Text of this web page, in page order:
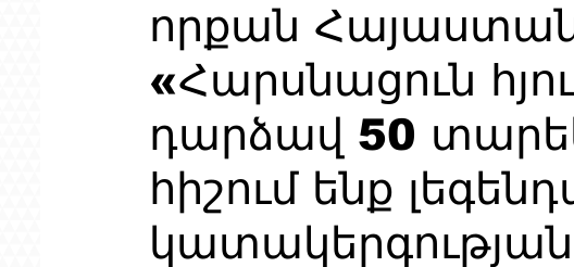
որքան
«Հարսնացուն
դարձավ 50
հիշում ենք
կատակերգության